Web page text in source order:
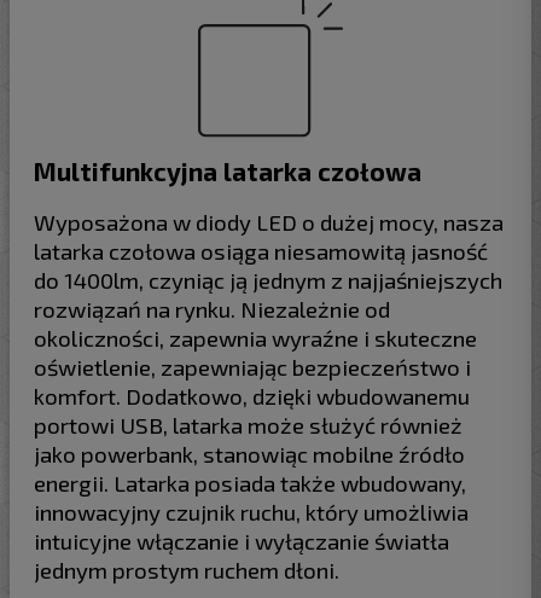
Multifunkcyjna latarka czołowa
Wyposażona w diody LED o dużej mocy, nasza
latarka czołowa osiąga niesamowitą jasność
do 1400lm, czyniąc ją jednym z najjaśniejszych
rozwiązań na rynku. Niezależnie od
okoliczności, zapewnia wyraźne i skuteczne
oświetlenie, zapewniając bezpieczeństwo i
komfort. Dodatkowo, dzięki wbudowanemu
portowi USB, latarka może służyć również
jako powerbank, stanowiąc mobilne źródło
energii. Latarka posiada także wbudowany,
innowacyjny czujnik ruchu, który umożliwia
intuicyjne włączanie i wyłączanie światła
jednym prostym ruchem dłoni.